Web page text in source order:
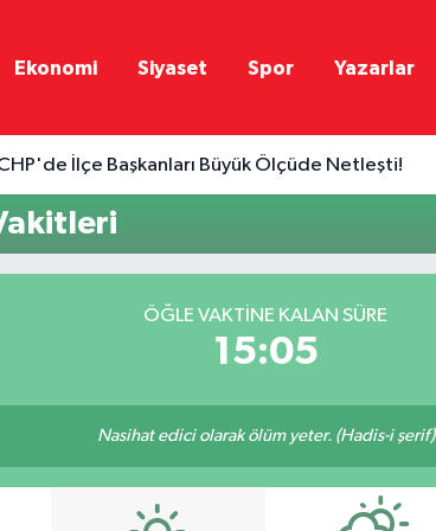
Ekonomi Siyaset Spor Yazarlar
İlçe Başkanları Büyük Ölçüde Netleşti!
ÖĞLE VAKTINE KALAN SÜRE
15:05
Nasihat edici olarak ölüm yeter. (Hadis-i şerif)